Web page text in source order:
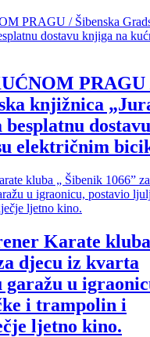
PRAGU
knjižnica
besplatnu
električnim
Karate
djecu iz kvarta
u
i trampolin i
ljetno kino.